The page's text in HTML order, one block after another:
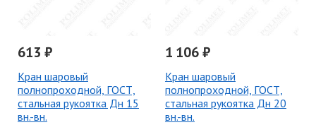
613 ₽
Кран шаровый
полнопроходной, ГОСТ,
стальная рукоятка Дн 15
вн.-вн.
1 106 ₽
Кран шаровый
полнопроходной, ГОСТ,
стальная рукоятка Дн 20
вн.-вн.